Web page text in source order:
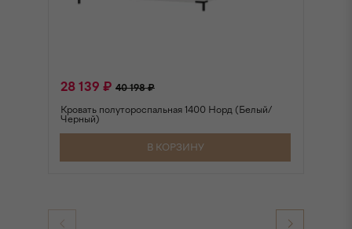
28 139 ₽ 40 198 ₽
Кровать полутороспальная 1400 Норд (Белый/
Черный)
В КОРЗИНУ